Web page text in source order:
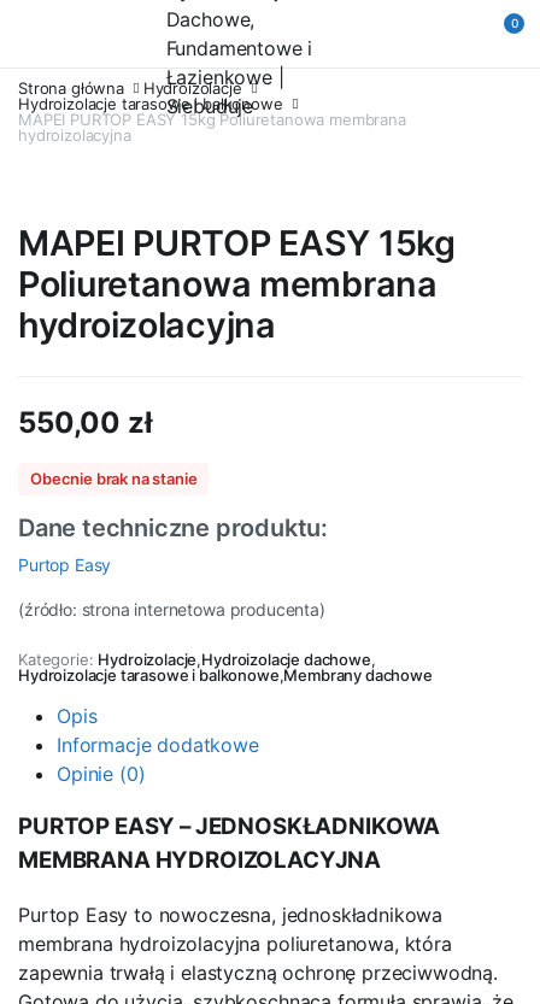
0
Strona główna
Hydroizolacje
Hydroizolacje tarasowe i balkonowe
MAPEI PURTOP EASY 15kg Poliuretanowa membrana
hydroizolacyjna
MAPEI PURTOP EASY 15kg
Poliuretanowa membrana
hydroizolacyjna
550,00 zł
Obecnie brak na stanie
Dane techniczne produktu:
Purtop Easy
(źródło: strona internetowa producenta)
Kategorie: Hydroizolacje,Hydroizolacje dachowe,
Hydroizolacje tarasowe i balkonowe,Membrany dachowe
Opis
Informacje dodatkowe
Opinie (0)
PURTOP EASY – JEDNOSKŁADNIKOWA
MEMBRANA HYDROIZOLACYJNA
Purtop Easy to nowoczesna, jednoskładnikowa
membrana hydroizolacyjna poliuretanowa, która
zapewnia trwałą i elastyczną ochronę przeciwwodną.